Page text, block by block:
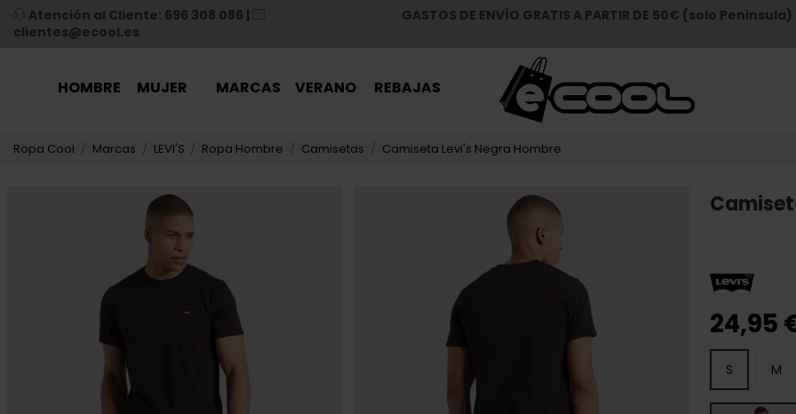
Atención al Cliente: 696 308 086 |
clientes@ecool.es
GASTOS DE ENVÍO GRATIS A PARTIR DE 50€ (solo Peninsula)
HOMBRE MUJER MARCAS VERANO REBAJAS
Ropa Cool Marcas LEVI'S Ropa Hombre Camisetas Camiseta Levi's Negra Hombre
24,95
S M